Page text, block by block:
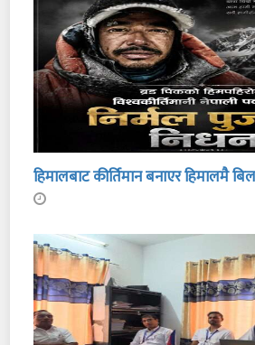
हिमालबाट कीर्तिमान बनाएर हिमालमै